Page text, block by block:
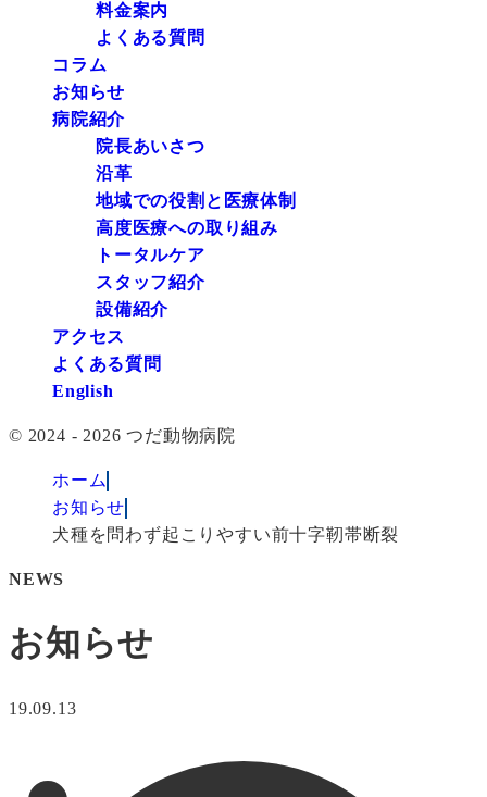
料金案内
よくある質問
コラム
お知らせ
病院紹介
院長あいさつ
沿革
地域での役割と医療体制
高度医療への取り組み
トータルケア
スタッフ紹介
設備紹介
アクセス
よくある質問
English
© 2024 - 2026 つだ動物病院
ホーム
お知らせ
犬種を問わず起こりやすい前十字靭帯断裂
NEWS
お知らせ
19.09.13